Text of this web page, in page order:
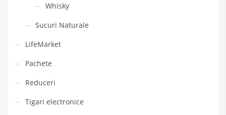
Whisky
Sucuri Naturale
LifeMarket
Pachete
Reduceri
Tigari electronice